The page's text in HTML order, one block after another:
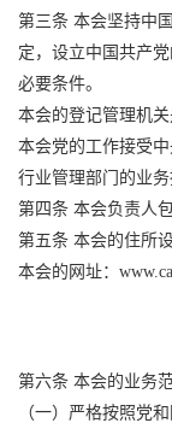
第三条 本会坚持中
定，设立中国共产
必要条件。
本会的登记管理机
本会党的工作接受
行业管理部门的业务
第四条 本会负责人
第五条 本会的住所
本会的网址：
第六条 本会的业务范
（一）严格按照党